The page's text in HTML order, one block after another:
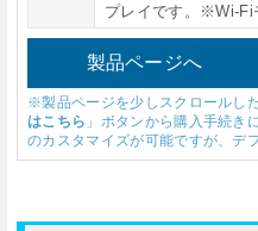
プレイです。※Wi-Fi
製品ページへ
※製品ページを少しスクロールし
はこちら 」ボタンから購入手続き
のカスタマイズが可能ですが、デ